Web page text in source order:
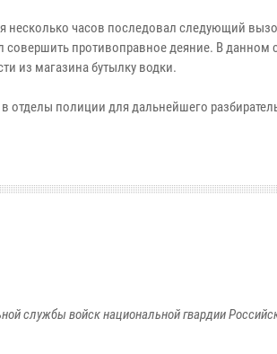
несколько часов последовал следующий
совершить противоправное деяние. В данном
из магазина бутылку водки.
отделы полиции для дальнейшего
службы войск национальной гвардии